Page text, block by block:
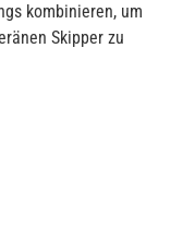
kombinieren, um
Skipper zu